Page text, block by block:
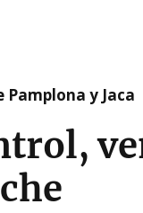
y Jaca